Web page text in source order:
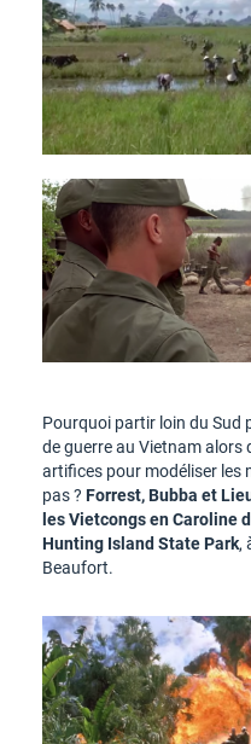
Pourquoi partir loin du Sud
de guerre au Vietnam alors
artifices pour modéliser les
pas ? Forrest, Bubba et
les Vietcongs en Caroline
Hunting Island State Park,
Beaufort.